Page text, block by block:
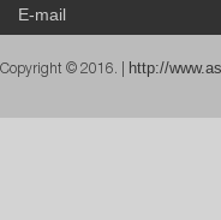
Copyright © 2016. | http://